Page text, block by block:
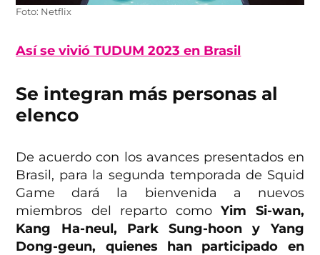
Foto: Netflix
Así se vivió TUDUM 2023 en Brasil
Se integran más personas al
elenco
De acuerdo con los avances presentados en
Brasil, para la segunda temporada de Squid
Game dará la bienvenida a nuevos
miembros del reparto como Yim Si-wan,
Kang Ha-neul, Park Sung-hoon y Yang
Dong-geun, quienes han participado en